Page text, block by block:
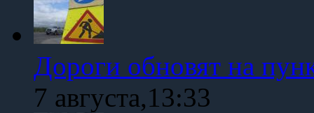
Дороги обновят на
7 августа,13:33